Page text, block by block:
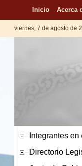
Inicio Acerca
viernes, 7 de agosto de